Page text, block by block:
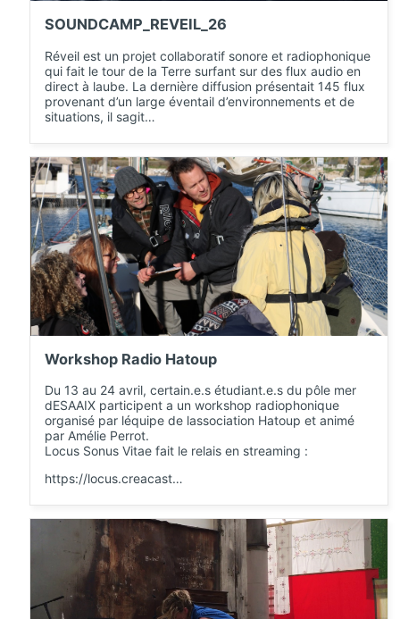
SOUNDCAMP_REVEIL_26
Réveil est un projet collaboratif sonore et radiophonique
qui fait le tour de la Terre surfant sur des flux audio en
direct à laube. La dernière diffusion présentait 145 flux
provenant d’un large éventail d’environnements et de
situations, il sagit…
Workshop Radio Hatoup
Du 13 au 24 avril, certain.e.s étudiant.e.s du pôle mer
dESAAIX participent a un workshop radiophonique
organisé par léquipe de lassociation Hatoup et animé
par Amélie Perrot.
Locus Sonus Vitae fait le relais en streaming :
https://locus.creacast…